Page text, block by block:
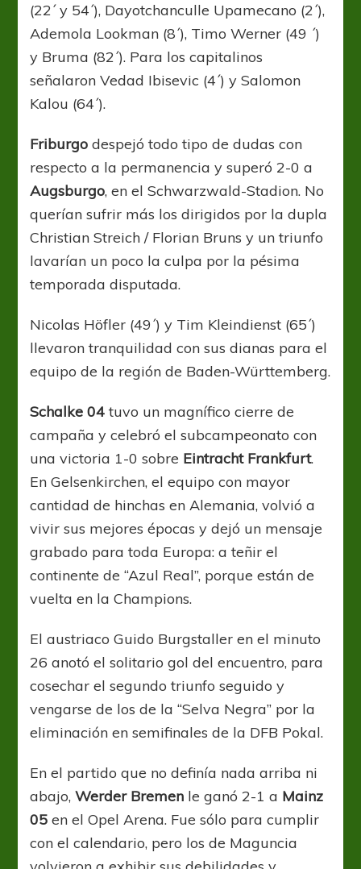
(22´ y 54´), Dayotchanculle Upamecano (2´),
Ademola Lookman (8´), Timo Werner (49 ´)
y Bruma (82´). Para los capitalinos
señalaron Vedad Ibisevic (4´) y Salomon
Kalou (64´).
Friburgo despejó todo tipo de dudas con
respecto a la permanencia y superó 2-0 a
Augsburgo, en el Schwarzwald-Stadion. No
querían sufrir más los dirigidos por la dupla
Christian Streich / Florian Bruns y un triunfo
lavarían un poco la culpa por la pésima
temporada disputada.
Nicolas Höfler (49´) y Tim Kleindienst (65´)
llevaron tranquilidad con sus dianas para el
equipo de la región de Baden-Württemberg.
Schalke 04 tuvo un magnífico cierre de
campaña y celebró el subcampeonato con
una victoria 1-0 sobre Eintracht Frankfurt.
En Gelsenkirchen, el equipo con mayor
cantidad de hinchas en Alemania, volvió a
vivir sus mejores épocas y dejó un mensaje
grabado para toda Europa: a teñir el
continente de “Azul Real”, porque están de
vuelta en la Champions.
El austriaco Guido Burgstaller en el minuto
26 anotó el solitario gol del encuentro, para
cosechar el segundo triunfo seguido y
vengarse de los de la “Selva Negra” por la
eliminación en semifinales de la DFB Pokal.
En el partido que no definía nada arriba ni
abajo,Werder Bremen le ganó 2-1 a Mainz
05 en el Opel Arena. Fue sólo para cumplir
con el calendario, pero los de Maguncia